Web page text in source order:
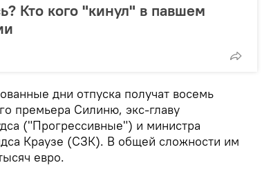
Кто кого "кинул" в павшем
дни отпуска получат восемь
премьера Силиню, экс-главу
("Прогрессивные") и министра
Краузе (СЗК). В общей сложности им
евро.